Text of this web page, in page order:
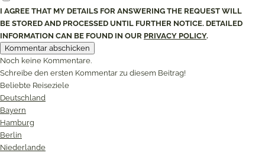
I AGREE THAT MY DETAILS FOR ANSWERING THE REQUEST WILL
BE STORED AND PROCESSED UNTIL FURTHER NOTICE. DETAILED
INFORMATION CAN BE FOUND IN OUR PRIVACY POLICY.
Noch keine Kommentare.
Schreibe den ersten Kommentar zu diesem Beitrag!
Beliebte Reiseziele
Deutschland
Bayern
Hamburg
Berlin
Niederlande